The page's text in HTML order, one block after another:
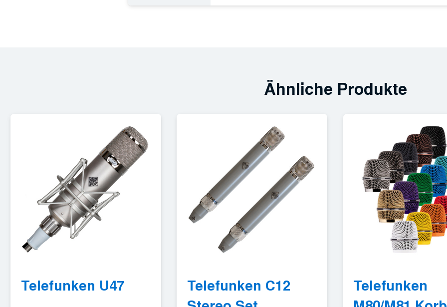
Ähnliche Produkte
Telefunken U47
Telefunken C12
Telefunken